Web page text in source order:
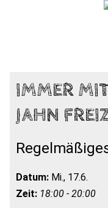
IMMER
JAHN
Datum: Mi., 17.6.
Zeit: 18:00 - 20:00